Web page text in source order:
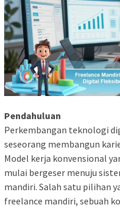
Pendahuluan
Perkembangan teknologi
seseorang membangun
Model kerja konvensional
mulai bergeser menuju
mandiri. Salah satu pilihan
freelance mandiri, sebuah